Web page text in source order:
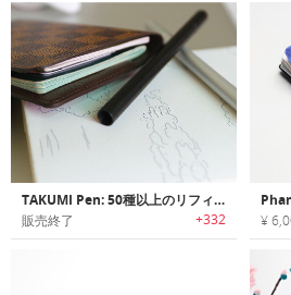
TAKUMI Pen: 50種以上のリフィルに対応する多機能ペン
販売終了 +332 ¥